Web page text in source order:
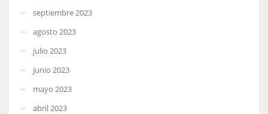
septiembre 2023
agosto 2023
julio 2023
junio 2023
mayo 2023
abril 2023